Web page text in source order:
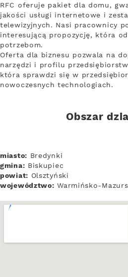
RFC oferuje pakiet dla domu,
jakości usługi internetowe i
telewizyjnych. Nasi pracownicy
interesującą propozycję, która
potrzebom.
Oferta dla biznesu pozwala na
narzędzi i profilu
która sprawdzi się w
nowoczesnych technologiach.
Obszar
miasto: Bredynki
gmina: Biskupiec
powiat: Olsztyński
województwo: Warmińsko-